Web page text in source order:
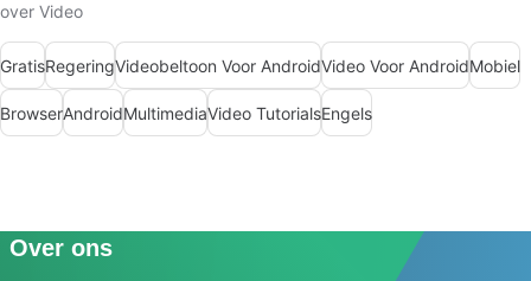
over Video
GratisRegeringVideobeltoon Voor AndroidVideo Voor AndroidMobiel
BrowserAndroidMultimediaVideo TutorialsEngels
Over ons